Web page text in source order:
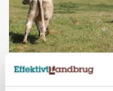
KVÆG
Snart kan man